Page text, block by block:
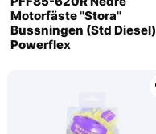
Motorfäste ''Stora''
Bussningen (Std Diesel)
Powerflex